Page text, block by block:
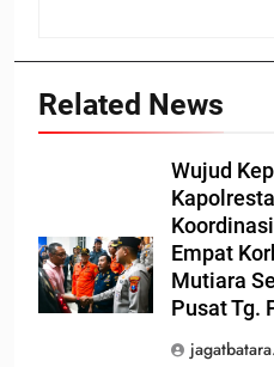
Related News
Wujud
Empat
Mutiara
Pusat Tg.